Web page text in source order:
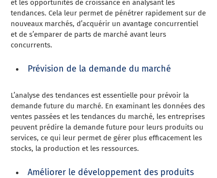
et les opportunités de croissance en analysant les
tendances. Cela leur permet de pénétrer rapidement sur de
nouveaux marchés, d’acquérir un avantage concurrentiel
et de s’emparer de parts de marché avant leurs
concurrents.
Prévision de la demande du marché
L’analyse des tendances est essentielle pour prévoir la
demande future du marché. En examinant les données des
ventes passées et les tendances du marché, les entreprises
peuvent prédire la demande future pour leurs produits ou
services, ce qui leur permet de gérer plus efficacement les
stocks, la production et les ressources.
Améliorer le développement des produits